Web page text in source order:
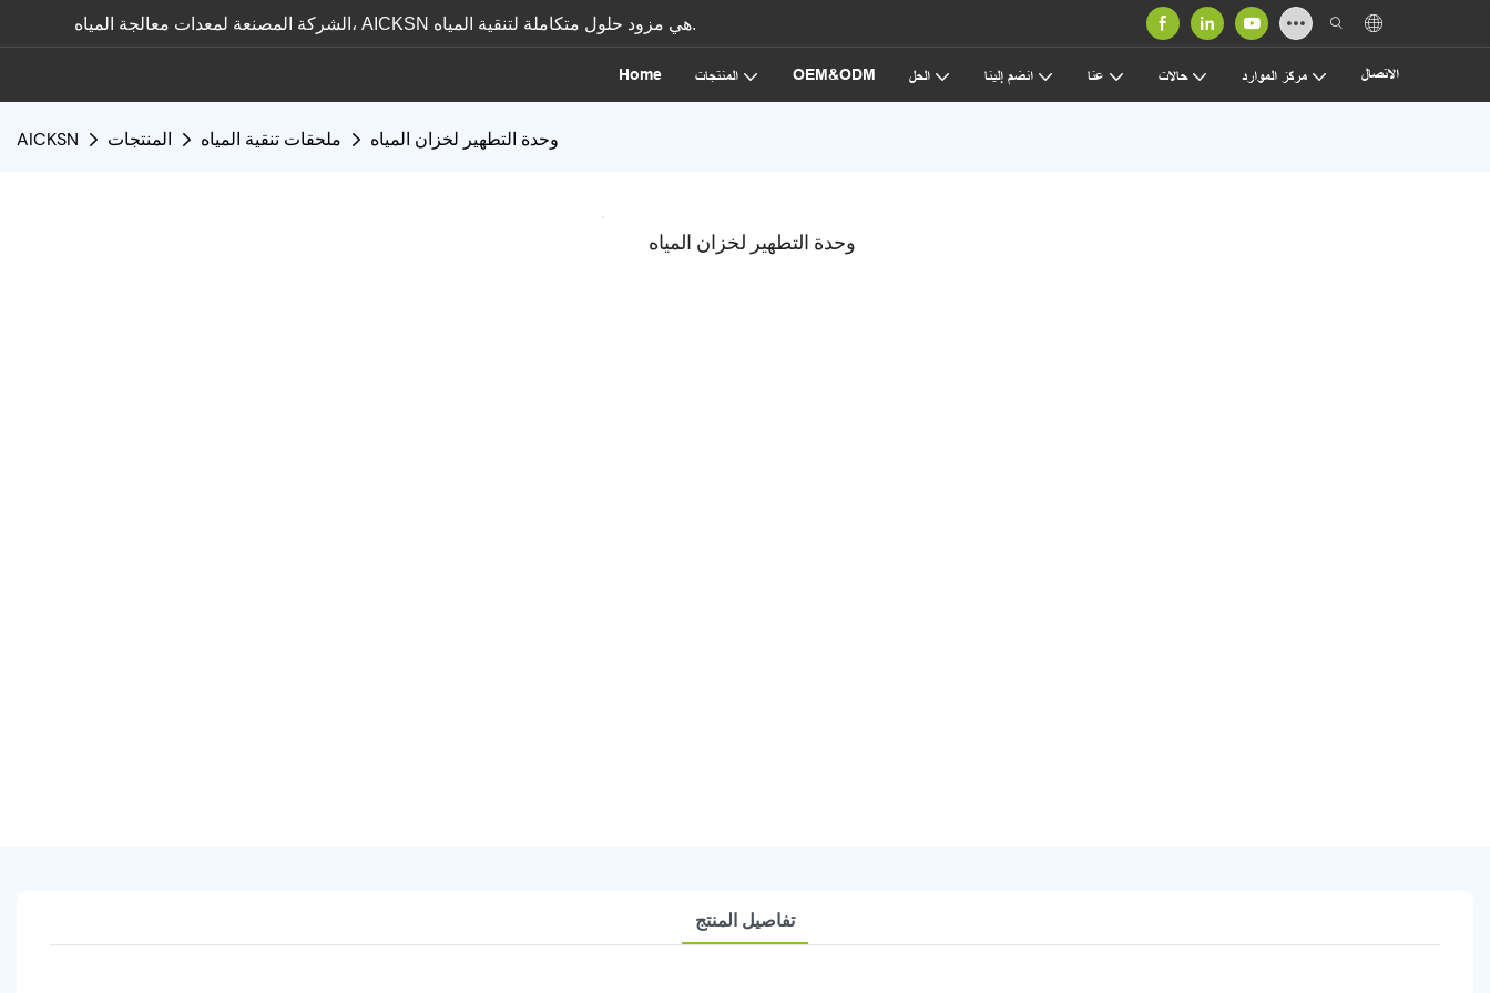
الشركة المصنعة لمعدات معالجة المياه، AICKSN هي مزود حلول متكاملة لتنقية المياه.
Home المنتجات OEM&ODM الحل انضم إلينا عنا حالات مركز الموارد الاتصال
AICKSN المنتجات ملحقات تنقية المياه وحدة التطهير لخزان المياه
وحدة التطهير لخزان المياه
تفاصيل المنتج